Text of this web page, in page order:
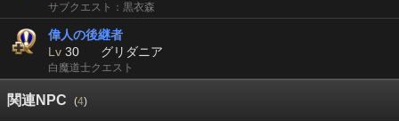
サブクエスト：黒衣森
偉人の後継者
Lv 30 グリダニア
白魔道士クエスト
関連NPC (4)